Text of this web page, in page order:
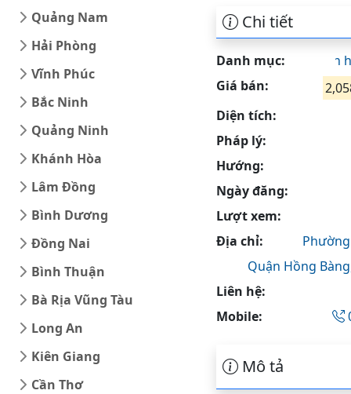
Quảng Nam
Hải Phòng
Vĩnh Phúc
Bắc Ninh
Quảng Ninh
Khánh Hòa
Lâm Đồng
Bình Dương
Đồng Nai
Bình Thuận
Bà Rịa Vũng Tàu
Long An
Kiên Giang
Cần Thơ
Chi tiết
Danh mục:
Giá bán:
Diện tích:
Pháp lý:
Hướng:
Ngày đăng:
Lượt xem:
Địa chỉ:
Quận Hồng
Liên hệ:
Mobile:
Mô tả